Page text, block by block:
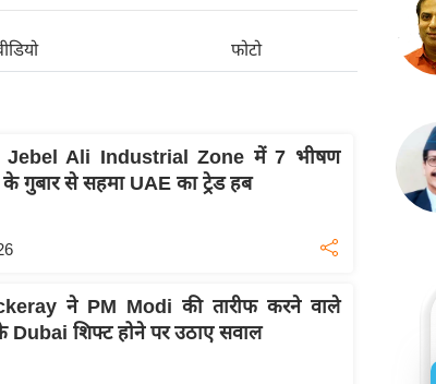
फोटो
Ali Industrial Zone में 7 भीषण
गुबार से सहमा UAE का ट्रेड हब
ने PM Modi की तारीफ करने वाले
Dubai शिफ्ट होने पर उठाए सवाल